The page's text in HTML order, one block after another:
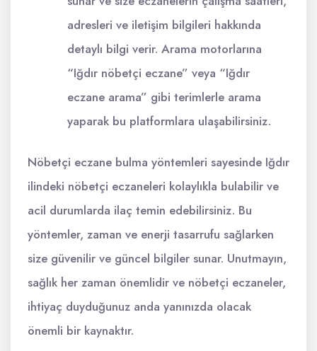
adresleri ve iletişim bilgileri hakkında
detaylı bilgi verir. Arama motorlarına
“Iğdır nöbetçi eczane” veya “Iğdır
eczane arama” gibi terimlerle arama
yaparak bu platformlara ulaşabilirsiniz.
Nöbetçi eczane bulma yöntemleri sayesinde Iğdır
ilindeki nöbetçi eczaneleri kolaylıkla bulabilir ve
acil durumlarda ilaç temin edebilirsiniz. Bu
yöntemler, zaman ve enerji tasarrufu sağlarken
size güvenilir ve güncel bilgiler sunar. Unutmayın,
sağlık her zaman önemlidir ve nöbetçi eczaneler,
ihtiyaç duyduğunuz anda yanınızda olacak
önemli bir kaynaktır.